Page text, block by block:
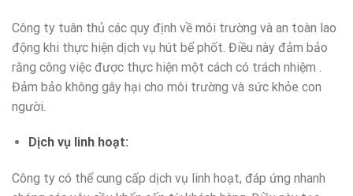
Công ty tuân thủ các quy định về môi trường và an toàn lao
động khi thực hiện dịch vụ hút bể phốt. Điều này đảm bảo
rằng công việc được thực hiện một cách có trách nhiệm .
Đảm bảo không gây hại cho môi trường và sức khỏe con
người.
Dịch vụ linh hoạt:
Công ty có thể cung cấp dịch vụ linh hoạt, đáp ứng nhanh